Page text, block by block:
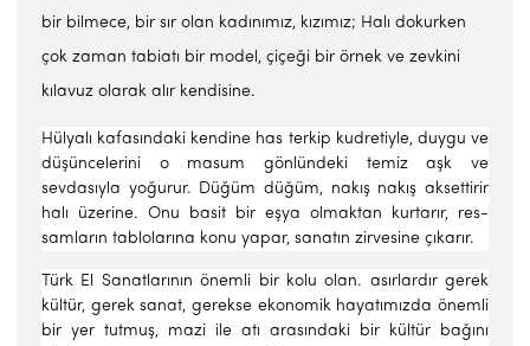
bir bilmece, bir sır olan kadınımız, kızımız; Halı dokurken
çok zaman tabiatı bir model, çiçeği bir örnek ve zevkini
kılavuz olarak alır kendisine.
Hülyalı kafasındaki kendine has terkip kudretiyle, duygu ve
düşüncele­rini o masum gönlündeki temiz aşk ve
sevdasıyla yoğurur. Düğüm düğüm, nakış nakış aksettirir
halı üzerine. Onu basit bir eşya olmaktan kurtarır, res­
samların tablolarına konu yapar, sanatın zirvesine çıkarır.
Türk El Sanatlarının önemli bir kolu olan. asırlardır gerek
kültür, gerek sanat, gerekse ekonomik hayatımızda önemli
bir yer tutmuş, mazi ile atı arasındaki bir kültür bağını